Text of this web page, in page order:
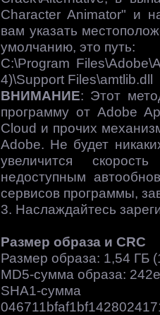
Character Animator" и
вам указать
умолчанию, это путь:
C:\Program
4)\Support Files\amtlib.dll
ВНИМАНИЕ: Этот
программу от Adobe
Cloud и прочих
Adobe. Не будет
увеличится
недоступным
сервисов программы,
3. Наслаждайтесь
Размер образа и CRC
Размер образа: 1,54 ГБ
MD5-сумма образа:
SHA1-